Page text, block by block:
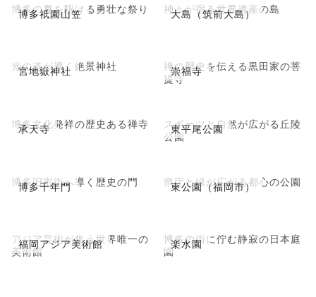
博多祇園山笠
博多の夏を駆ける勇壮な祭り 大島（筑前大島）
神々が宿る世界遺産の島
宮地嶽神社
光の道が導く絶景神社 崇福寺
禅の歴史を伝える黒田家の菩
提寺
承天寺
博多文化発祥の歴史ある禅寺 東平尾公園
スポーツと自然が広がる丘陵
公園
博多千年門
博多旧市街へ導く歴史の門 東公園（福岡市）
県庁と緑が広がる都心の公園
福岡アジア美術館
アジア芸術が集う世界唯一の
美術館
楽水園
博多の街に佇む静寂の日本庭
園